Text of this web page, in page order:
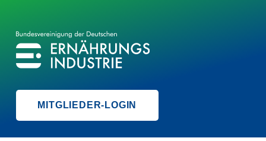
BVE
BUNDESVEREINIGUNG DER ERNÄHRUNGSINDUSTRIE
MITGLIEDER-LOGIN